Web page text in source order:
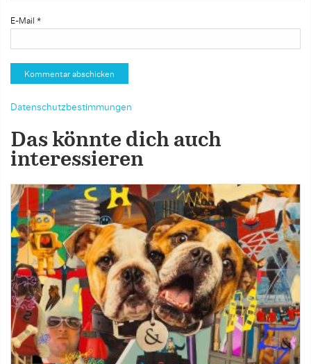
E-Mail *
Datenschutzbestimmungen
Das könnte dich auch
interessieren